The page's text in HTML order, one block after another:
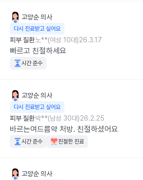
고양순의사
다시 진료받고 싶어요
피부 질환노**(여성 10대)26.3.17
빠르고 친절하세요
시간 준수
고양순의사
다시 진료받고 싶어요
피부 질환박**(남성 30대)26.2.25
바르는여드름약 처방. 친절하셨어요
시간 준수 친절한 진료
고양순의사